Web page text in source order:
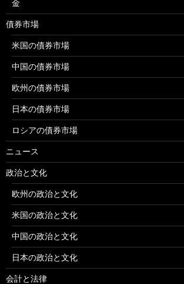
金
債券市場
米国の債券市場
中国の債券市場
欧州の債券市場
日本の債券市場
ロシアの債券市場
ニュース
政治と文化
欧州の政治と文化
米国の政治と文化
中国の政治と文化
日本の政治と文化
会計と法律